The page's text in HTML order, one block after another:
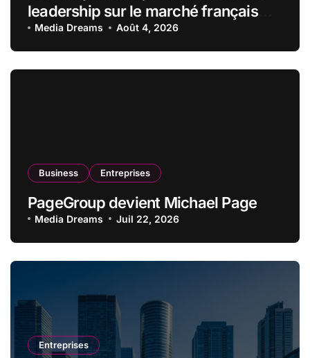
leadership sur le marché français
des espaces de travail flexibles
Media Dreams Août 4, 2026
Business Entreprises
PageGroup devient Michael Page
Media Dreams Juil 22, 2026
Entreprises